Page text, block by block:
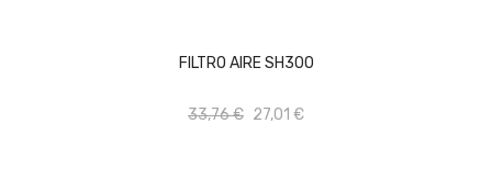
FILTRO AIRE SH300
33,76 € 27,01 €